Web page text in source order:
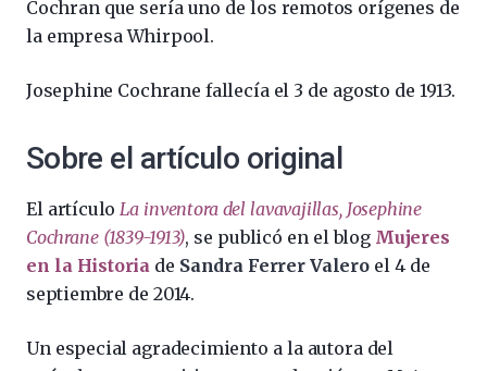
Cochran que sería uno de los remotos orígenes de
la empresa Whirpool.
Josephine Cochrane fallecía el 3 de agosto de 1913.
Sobre el artículo original
El artículo La inventora del lavavajillas, Josephine
Cochrane (1839-1913), se publicó en el blog Mujeres
en la Historia de Sandra Ferrer Valeroel 4 de
septiembre de 2014.
Un especial agradecimiento a la autora del